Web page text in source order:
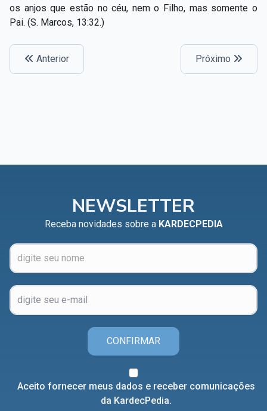
os anjos que estão no céu, nem o Filho, mas somente o
Pai. (S. Marcos, 13:32.)
Anterior Próximo
NEWSLETTER
Receba novidades sobre a KARDECPEDIA
CONFIRMAR
Aceito fornecer meus dados e receber comunicações
da KardecPedia.